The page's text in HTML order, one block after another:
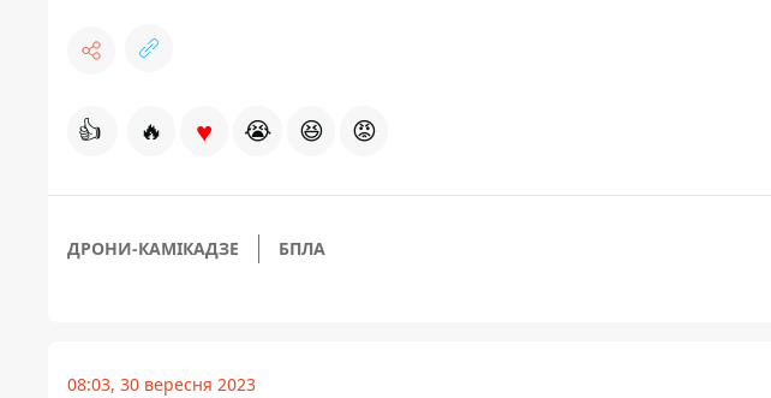
👍 🔥 ♥ 😭 😆 😡
ДРОНИ-КАМІКАДЗЕ БПЛА
08:03, 30 вересня 2023